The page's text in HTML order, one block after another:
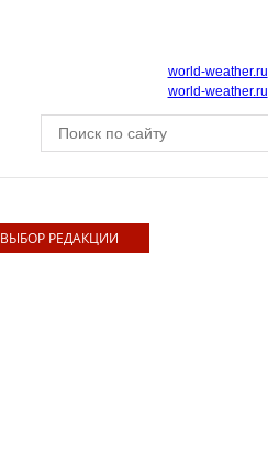
world-weather.ru
world-weather.ru
ВЫБОР РЕДАКЦИИ